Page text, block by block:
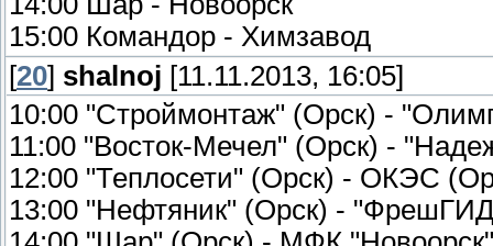
15:00 Командор -
[20] shalnoj [11.11.2013, 16:05]
10:00 "Строймонтаж" (Орск) -
11:00 "Восток-Мечел" (Орск) -
12:00 "Теплосети" (Орск) - ОКЭС
13:00 "Нефтяник" (Орск) -